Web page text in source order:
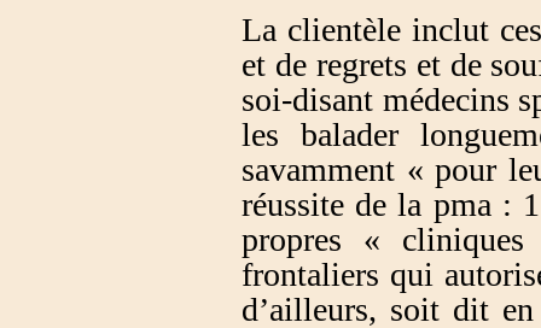
La clientèle inclut
et de regrets et de
soi-disant médecins
les balader
savamment « pour
réussite de la pma :
propres «
frontaliers qui
d’ailleurs, soit dit